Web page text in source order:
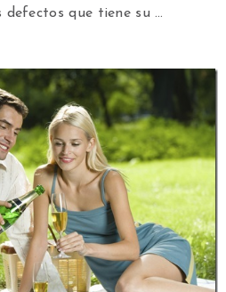
defectos que tiene su …